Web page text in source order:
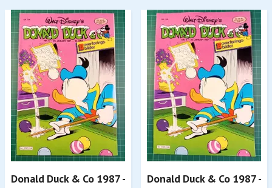
Donald Duck & Co 1987 -
Donald Duck & Co 1987 -